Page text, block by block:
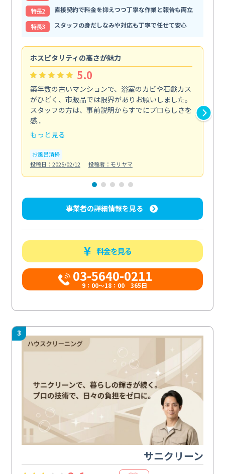
特⻑2
直接契約で料金を抑えつつ丁寧な作業と報告も両立
特⻑3
スタッフの身だしなみや対応も丁寧で任せて安心
ホスピタリティの高さが魅力
5.0
築年数の古いマンションで、浴室のカビや石鹸カス
がひどく、市販品では限界がありお願いしました。
スタッフの方は、事前説明からすでにプロらしさを
感...
もっと見る
お風呂清掃
投稿日：2025/02/12
投稿者：モリヤマ
事業者の詳細情報を見る
料金を見る
03-5640-0211
9：00～18：00 365日
3
サニクリーン